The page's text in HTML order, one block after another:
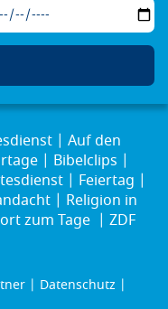
Auf den
Bibelclips
Feiertag
Religion in
zum Tage
ZDF
Datenschutz